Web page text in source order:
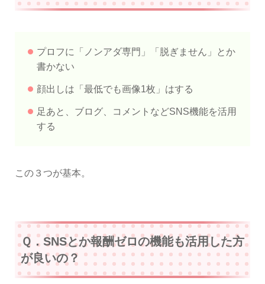
プロフに「ノンアダ専門」「脱ぎません」とか
書かない
顔出しは「最低でも画像1枚」はする
足あと、ブログ、コメントなどSNS機能を活用
する
この３つが基本。
Ｑ．SNSとか報酬ゼロの機能も活用した方
が良いの？